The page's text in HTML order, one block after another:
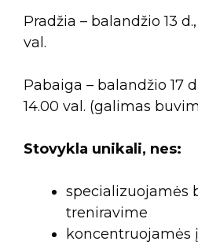
Pradžia – balandžio 13
val.
Pabaiga – balandžio 17
14.00 val. (galimas
Stovykla unikali, nes:
specializuojamės
treniravime
koncentruojamės